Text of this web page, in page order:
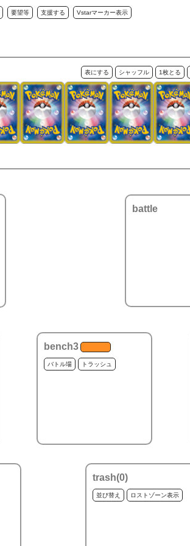
要望等 支援する Vstarマーカー表示
表にする シャッフル 1枚とる
battle
bench3
バトル場 トラッシュ
trash(0)
並び替え ロストゾーン表示